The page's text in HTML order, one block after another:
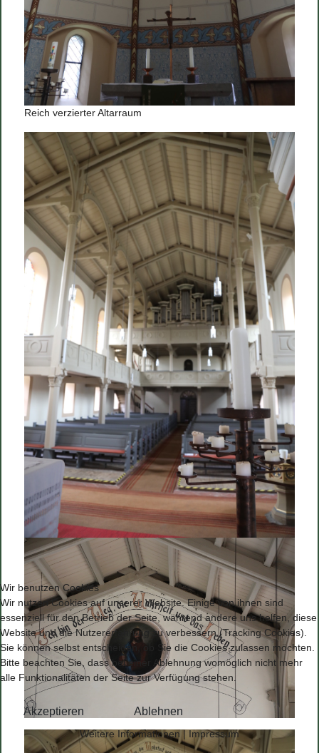
Reich verzierter Altarraum
Wir benutzen Cookies
Wir nutzen Cookies auf unserer Website. Einige von ihnen sind
essenziell für den Betrieb der Seite, während andere uns helfen, diese
Website und die Nutzererfahrung zu verbessern (Tracking Cookies).
Sie können selbst entscheiden, ob Sie die Cookies zulassen möchten.
Bitte beachten Sie, dass bei einer Ablehnung womöglich nicht mehr
alle Funktionalitäten der Seite zur Verfügung stehen.
Akzeptieren Ablehnen
Weitere Informationen|Impressum